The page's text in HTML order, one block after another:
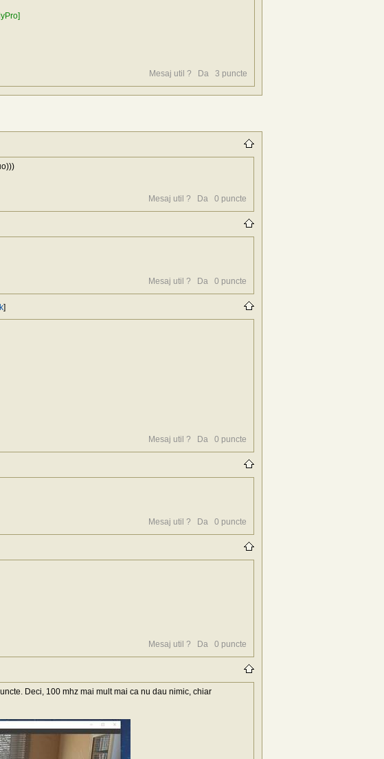
Mesaj util ? Da 3 puncte
Mesaj util ? Da 0 puncte
Mesaj util ? Da 0 puncte
]
Mesaj util ? Da 0 puncte
Mesaj util ? Da 0 puncte
Mesaj util ? Da 0 puncte
Deci, 100 mhz mai mult mai ca nu dau nimic, chiar